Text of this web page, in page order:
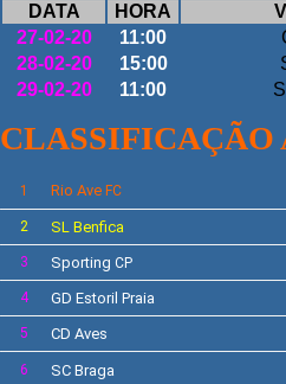
DATA HORA
27-02-20
11:00
28-02-20
15:00
29-02-20
11:00
CLASSIFICAÇÃO
1 Rio Ave FC
2 SL Benfica
3 Sporting CP
4 GD Estoril Praia
5 CD Aves
6 SC Braga